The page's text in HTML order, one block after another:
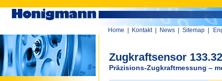
Home Kontakt News Sitemap
Zugkraftsensor 133.32
Präzisions-Zugkraftmessung –